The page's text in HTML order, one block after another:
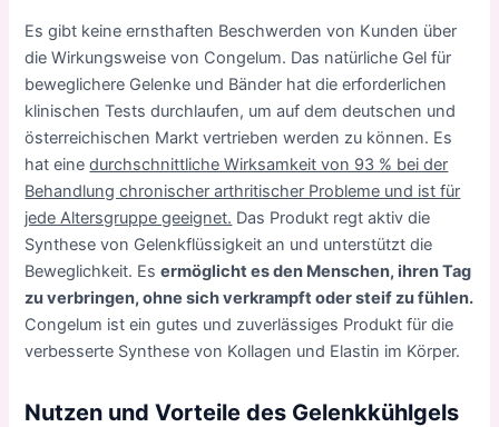
Es gibt keine ernsthaften Beschwerden von Kunden über
die Wirkungsweise von Congelum. Das natürliche Gel für
beweglichere Gelenke und Bänder hat die erforderlichen
klinischen Tests durchlaufen, um auf dem deutschen und
österreichischen Markt vertrieben werden zu können. Es
hat einedurchschnittliche Wirksamkeit von 93 % bei der
Behandlung chronischer arthritischer Probleme und ist für
jede Altersgruppe geeignet. Das Produkt regt aktiv die
Synthese von Gelenkflüssigkeit an und unterstützt die
Beweglichkeit. Esermöglicht es den Menschen, ihren Tag
zu verbringen, ohne sich verkrampft oder steif zu fühlen.
Congelum ist ein gutes und zuverlässiges Produkt für die
verbesserte Synthese von Kollagen und Elastin im Körper.
Nutzen und Vorteile des Gelenkkühlgels